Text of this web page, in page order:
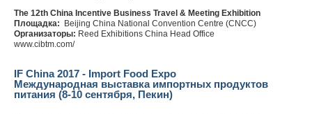
The 12th China Incentive Business Travel & Meeting Exhibition
Площадка: Beijing China National Convention Centre (CNCC)
Организаторы: Reed Exhibitions China Head Office
www.cibtm.com/
IF China 2017 - Import Food Expo
Международная выставка импортных продуктов
питания (8-10 сентября, Пекин)